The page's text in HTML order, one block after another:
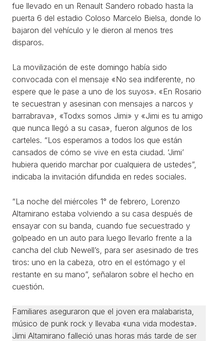
fue llevado en un Renault Sandero robado hasta la
puerta 6 del estadio Coloso Marcelo Bielsa, donde lo
bajaron del vehículo y le dieron al menos tres
disparos.
La movilización de este domingo había sido
convocada con el mensaje «No sea indiferente, no
espere que le pase a uno de los suyos». «En Rosario
te secuestran y asesinan con mensajes a narcos y
barrabrava», «Todxs somos Jimi» y «Jimi es tu amigo
que nunca llegó a su casa», fueron algunos de los
carteles. “Los esperamos a todos los que están
cansados de cómo se vive en esta ciudad. ‘Jimi’
hubiera querido marchar por cualquiera de ustedes”,
indicaba la invitación difundida en redes sociales.
“La noche del miércoles 1° de febrero, Lorenzo
Altamirano estaba volviendo a su casa después de
ensayar con su banda, cuando fue secuestrado y
golpeado en un auto para luego llevarlo frente a la
cancha del club Newell’s, para ser asesinado de tres
tiros: uno en la cabeza, otro en el estómago y el
restante en su mano”, señalaron sobre el hecho en
cuestión.
Familiares aseguraron que el joven era malabarista,
músico de punk rock y llevaba «una vida modesta».
Jimi Altamirano falleció unas horas más tarde de ser